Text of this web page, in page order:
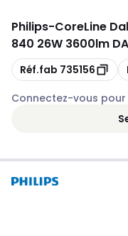
Philips-CoreLine
840 26W 3600lm
Copie
Réf.fab 735156
Connectez-vous